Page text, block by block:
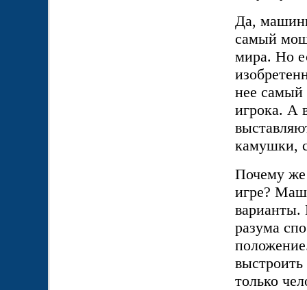
Да,
самый
мира. Но
нее самый
игрока. А
камушки,
Почему же
игре?
варианты.
разума
только